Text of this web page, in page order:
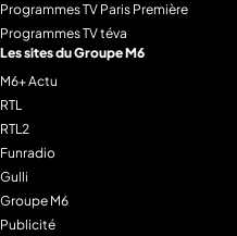
Programmes TV Paris Première
Programmes TV téva
Les sites du Groupe M6
M6+ Actu
RTL
RTL2
Funradio
Gulli
Groupe M6
Publicité